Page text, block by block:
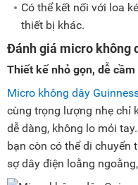
Có thể kết nối với loa
thiết bị khác.
Đánh giá micro không
Thiết kế nhỏ gọn, dễ cầm
Micro không dây
cùng trọng lượng nhẹ chỉ
dễ dàng, không lo mỏi
bạn còn có thể di chuyển
sợ dây điện loằng